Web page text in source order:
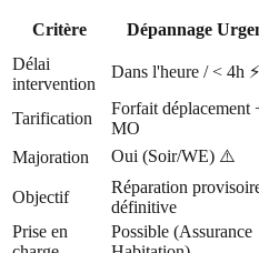
Critère Dépannage
Délai
intervention
Dans l'heure / < 4h ⚡
Tarification
Forfait déplacement
MO
Majoration Oui (Soir/WE) ⚠️
Objectif
Réparation
définitive
Prise en
Possible (Assurance